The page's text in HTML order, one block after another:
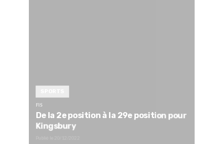
FIS
De la 2e position à la 29e position pour
Kingsbury